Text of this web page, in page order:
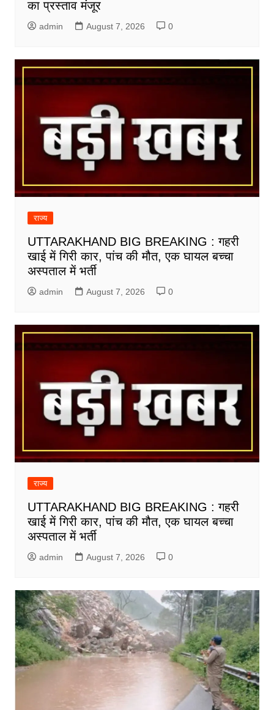
का प्रस्ताव मंजूर
admin August 7, 2026 0
राज्य
UTTARAKHAND BIG BREAKING : गहरी
खाई में गिरी कार, पांच की मौत, एक घायल बच्चा
अस्पताल में भर्ती
admin August 7, 2026 0
राज्य
UTTARAKHAND BIG BREAKING : गहरी
खाई में गिरी कार, पांच की मौत, एक घायल बच्चा
अस्पताल में भर्ती
admin August 7, 2026 0